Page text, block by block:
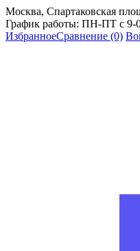
Москва, Спартаковская
График работы: ПН-ПТ с 9-
ИзбранноеСравнение (0)